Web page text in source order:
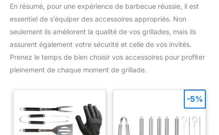
En résumé, pour une expérience de barbecue réussie, il est
essentiel de s’équiper des accessoires appropriés. Non
seulement ils améliorent la qualité de vos grillades, mais ils
assurent également votre sécurité et celle de vos invités.
Prenez le temps de bien choisir vos accessoires pour profiter
pleinement de chaque moment de grillade.
-5%